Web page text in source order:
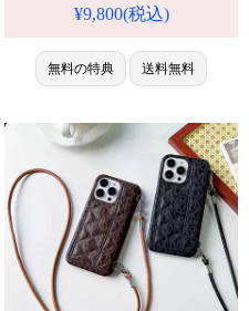
大人レディースに人気です。
帯ケース 全機種対
¥9,800(税込)
無料の特典 送料無料